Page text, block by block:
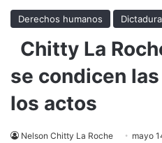
Derechos humanos Dictadura
Chitty La
se condicen
los actos
Nelson Chitty La Roche mayo